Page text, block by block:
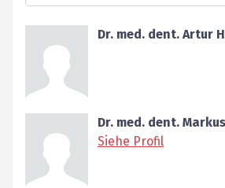
Dr. med. dent. Artur
Dr. med. dent.
Siehe Profil